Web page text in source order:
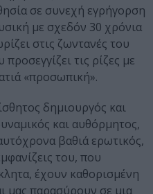
σε συνεχή εγρήγορση
με σχεδόν 30 χρόνια
στις ζωντανές του
τις ρίζες µε
«προσωπική».
δημιουργός και
και αυθόρμητος,
βαθιά ερωτικός,
του, που
έχουν καθορισμένη
μας παρασύρουν σε μια